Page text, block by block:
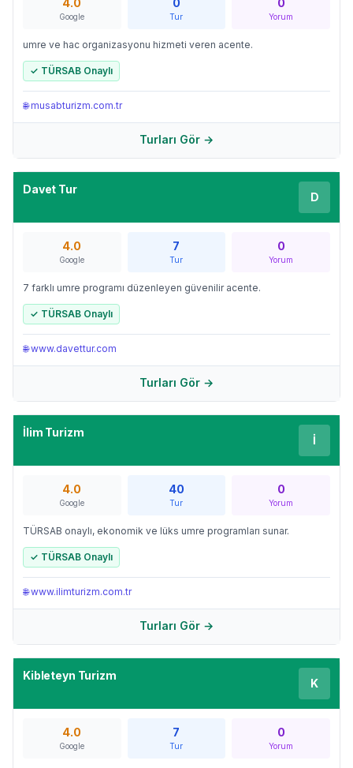
4.0
Google
0
Tur
0
Yorum
umre ve hac organizasyonu hizmeti veren acente.
✓ TÜRSAB Onaylı
🌐musabturizm.com.tr
Turları Gör →
Davet Tur
D
4.0
Google
7
Tur
0
Yorum
7 farklı umre programı düzenleyen güvenilir acente.
✓ TÜRSAB Onaylı
🌐www.davettur.com
Turları Gör →
İlim Turizm
İ
4.0
Google
40
Tur
0
Yorum
TÜRSAB onaylı, ekonomik ve lüks umre programları sunar.
✓ TÜRSAB Onaylı
🌐www.ilimturizm.com.tr
Turları Gör →
Kibleteyn Turizm
K
4.0
Google
7
Tur
0
Yorum